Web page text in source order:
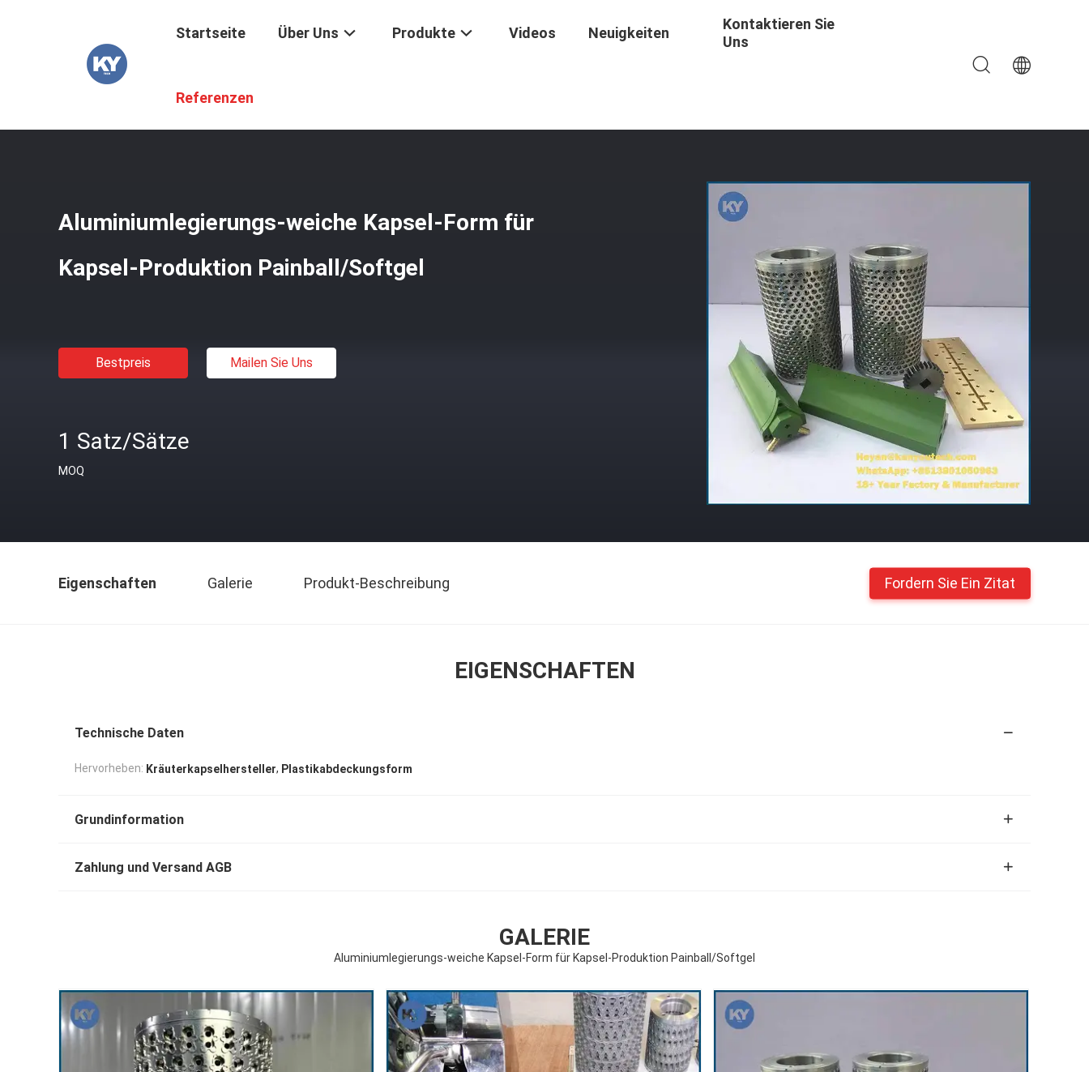
Startseite Über Uns Produkte Videos Neuigkeiten
Kontaktieren Sie
Uns
Referenzen
Startseite
Aluminiumlegierungs-weiche Kapsel-Form für
Kapsel-Produktion Painball/Softgel
Bestpreis Mailen Sie Uns
1 Satz/Sätze
MOQ
Eigenschaften Galerie Produkt-Beschreibung Fordern Sie Ein Zitat
EIGENSCHAFTEN
Technische Daten
Hervorheben: Kräuterkapselhersteller, Plastikabdeckungsform
Grundinformation
Zahlung und Versand AGB
GALERIE
Aluminiumlegierungs-weiche Kapsel-Form für Kapsel-Produktion Painball/Softgel